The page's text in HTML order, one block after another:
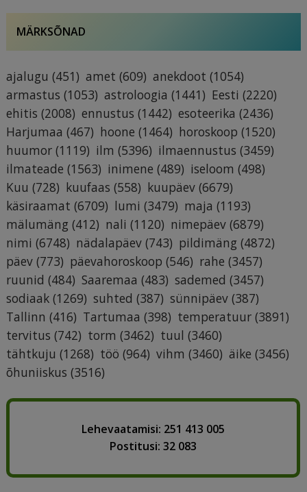
MÄRKSÕNAD
ajalugu (451) amet (609) anekdoot (1054)
armastus (1053) astroloogia (1441) Eesti (2220)
ehitis (2008) ennustus (1442) esoteerika (2436)
Harjumaa (467) hoone (1464) horoskoop (1520)
huumor (1119) ilm (5396) ilmaennustus (3459)
ilmateade (1563) inimene (489) iseloom (498)
Kuu (728) kuufaas (558) kuupäev (6679)
käsiraamat (6709) lumi (3479) maja (1193)
mälumäng (412) nali (1120) nimepäev (6879)
nimi (6748) nädalapäev (743) pildimäng (4872)
päev (773) päevahoroskoop (546) rahe (3457)
ruunid (484) Saaremaa (483) sademed (3457)
sodiaak (1269) suhted (387) sünnipäev (387)
Tallinn (416) Tartumaa (398) temperatuur (3891)
tervitus (742) torm (3462) tuul (3460)
tähtkuju (1268) töö (964) vihm (3460) äike (3456)
õhuniiskus (3516)
Lehevaatamisi: 251 413 005
Postitusi: 32 083